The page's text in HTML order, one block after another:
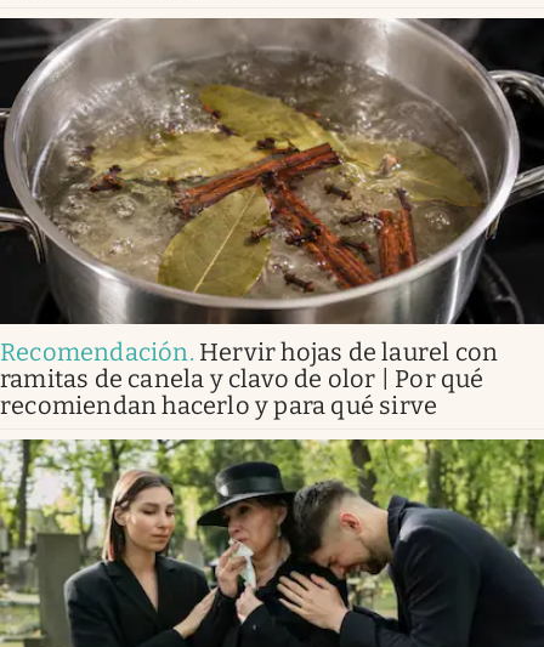
Recomendación. Hervir hojas de laurel con
ramitas de canela y clavo de olor | Por qué
recomiendan hacerlo y para qué sirve